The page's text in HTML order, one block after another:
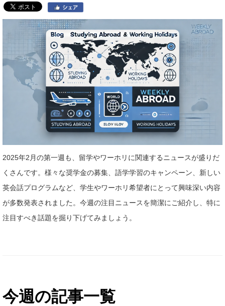
2025年2月の第一週も、留学やワーホリに関連するニュースが盛りだ
くさんです。様々な奨学金の募集、語学学習のキャンペーン、新しい
英会話プログラムなど、学生やワーホリ希望者にとって興味深い内容
が多数発表されました。今週の注目ニュースを簡潔にご紹介し、特に
注目すべき話題を掘り下げてみましょう。
今週の記事一覧